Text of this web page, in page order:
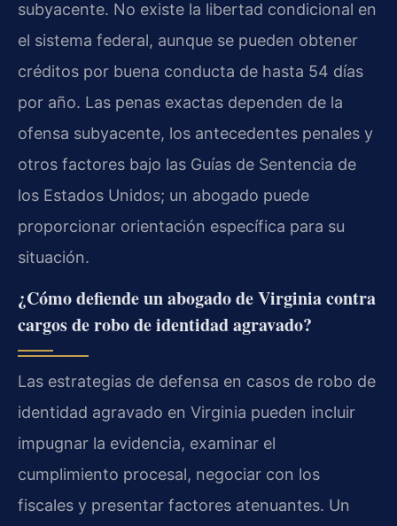
subyacente. No existe la libertad condicional en
el sistema federal, aunque se pueden obtener
créditos por buena conducta de hasta 54 días
por año. Las penas exactas dependen de la
ofensa subyacente, los antecedentes penales y
otros factores bajo las Guías de Sentencia de
los Estados Unidos; un abogado puede
proporcionar orientación específica para su
situación.
¿Cómo defiende un abogado de Virginia contra
cargos de robo de identidad agravado?
Las estrategias de defensa en casos de robo de
identidad agravado en Virginia pueden incluir
impugnar la evidencia, examinar el
cumplimiento procesal, negociar con los
fiscales y presentar factores atenuantes. Un